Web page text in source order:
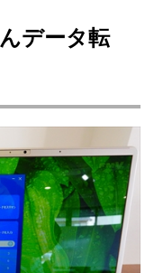
データ転